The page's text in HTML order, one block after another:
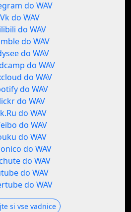
do WAV
Vk do WAV
do WAV
do WAV
do WAV
do WAV
do WAV
do WAV
do WAV
do WAV
do WAV
do WAV
do WAV
do WAV
do WAV
do WAV
si vse vadnice